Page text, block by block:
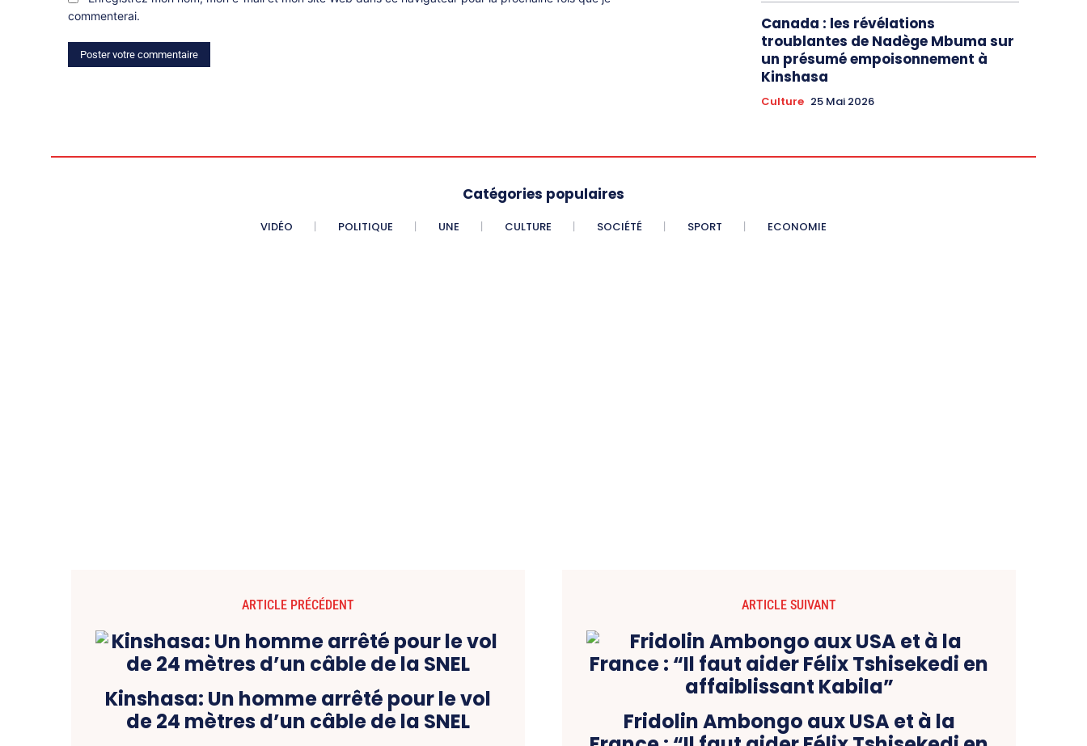
commenterai.
Canada : les révélations
troublantes de Nadège Mbuma sur
un présumé empoisonnement à
Kinshasa
Culture 25 Mai 2026
Catégories populaires
VIDÉO POLITIQUE UNE CULTURE SOCIÉTÉ SPORT ECONOMIE
ARTICLE PRÉCÉDENT
Kinshasa: Un homme arrêté pour le vol
de 24 mètres d’un câble de la SNEL
ARTICLE SUIVANT
Fridolin Ambongo aux USA et à la